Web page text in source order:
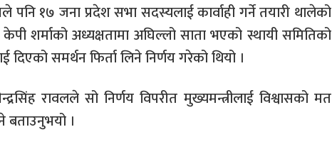
१७ जना प्रदेश सभा सदस्यलाई कार्वाही गर्ने तयारी थालेको
केपी शर्माको अध्यक्षतामा अघिल्लो साता भएको स्थायी समितिको
समर्थन फिर्ता लिने निर्णय गरेको थियो ।
रावलले सो निर्णय विपरीत मुख्यमन्त्रीलाई विश्वासको मत
बताउनुभयो ।